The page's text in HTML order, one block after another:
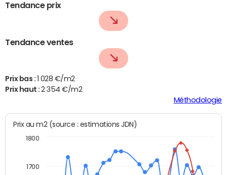
Tendance prix
Tendance ventes
Prix bas :
1 028 €/m2
Prix haut :2 354 €/m2
Méthodologie
Prix au m2 (source : estimations JDN)
1700
1800